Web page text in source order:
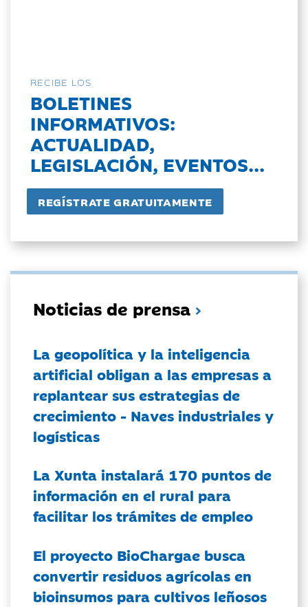
RECIBE LOS
BOLETINES
INFORMATIVOS:
ACTUALIDAD,
LEGISLACIÓN, EVENTOS...
Noticias de prensa
La geopolítica y la inteligencia
artificial obligan a las empresas a
replantear sus estrategias de
crecimiento - Naves industriales y
logísticas
La Xunta instalará 170 puntos de
información en el rural para
facilitar los trámites de empleo
El proyecto BioChargae busca
convertir residuos agrícolas en
bioinsumos para cultivos leñosos